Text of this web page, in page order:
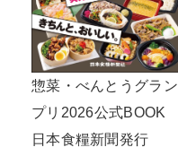
惣菜・べんとうグラン
プリ2026公式BOOK
日本食糧新聞発行